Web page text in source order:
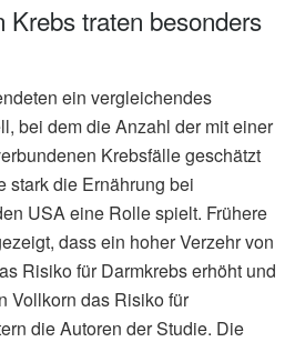
Krebs traten besonders
ein vergleichendes
bei dem die Anzahl der mit einer
Krebsfälle geschätzt
stark die Ernährung bei
USA eine Rolle spielt. Frühere
dass ein hoher Verzehr von
Risiko für Darmkrebs erhöht und
Vollkorn das Risiko für
die Autoren der Studie. Die